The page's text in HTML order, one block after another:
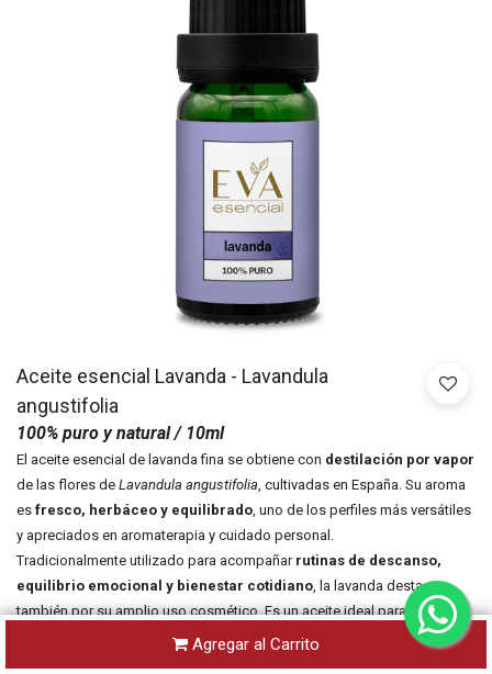
Aceite esencial Lavanda - Lavandula
angustifolia
100% puro y natural/ 10ml
El aceite esencial de lavanda fina se obtiene con destilación por vapor
de las flores de Lavandula angustifolia, cultivadas en España. Su aroma
es fresco, herbáceo y equilibrado, uno de los perfiles más versátiles
y apreciados en aromaterapia y cuidado personal.
Tradicionalmente utilizado para acompañar rutinas de descanso,
equilibrio emocional y bienestar cotidiano, la lavanda destaca
también por su amplio uso cosmético. Es un aceite ideal para integrar
aceites faciales y corporales cuidado del cabello
uñas y
Agregar al Carrito